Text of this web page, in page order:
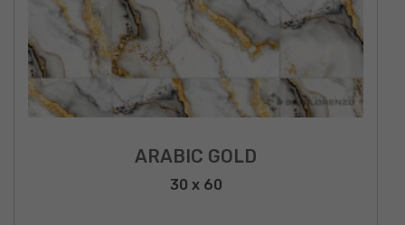
ARABIC GOLD
30 x 60